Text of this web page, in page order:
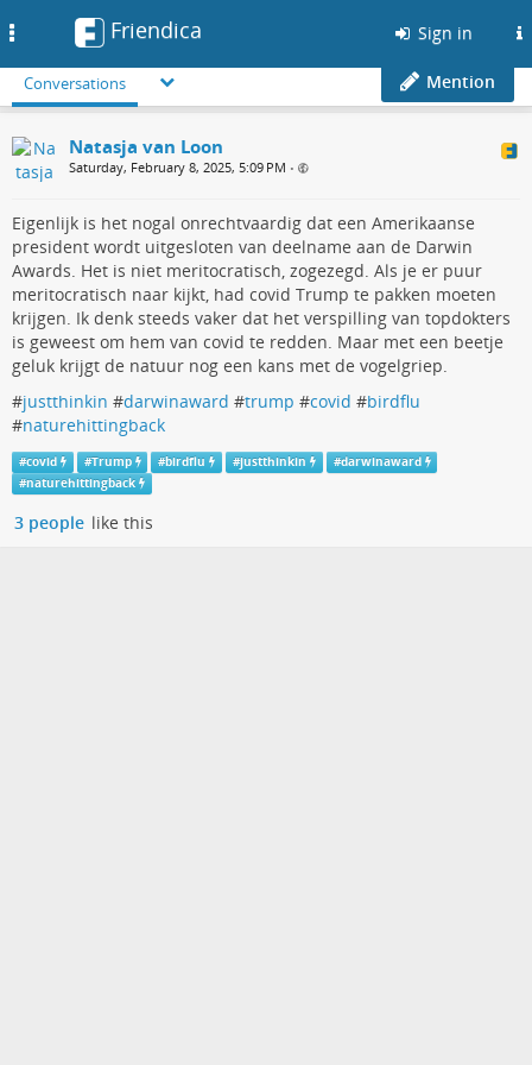
Friendica Sign in
Conversations Mention
Natasja van Loon
Saturday, February 8, 2025, 5:09 PM •
Eigenlijk is het nogal onrechtvaardig dat een Amerikaanse
president wordt uitgesloten van deelname aan de Darwin
Awards. Het is niet meritocratisch, zogezegd. Als je er puur
meritocratisch naar kijkt, had covid Trump te pakken moeten
krijgen. Ik denk steeds vaker dat het verspilling van topdokters
is geweest om hem van covid te redden. Maar met een beetje
geluk krijgt de natuur nog een kans met de vogelgriep.
#justthinkin #darwinaward #trump #covid #birdflu
#naturehittingback
#covid #Trump #birdflu #justthinkin #darwinaward
#naturehittingback
3 people like this